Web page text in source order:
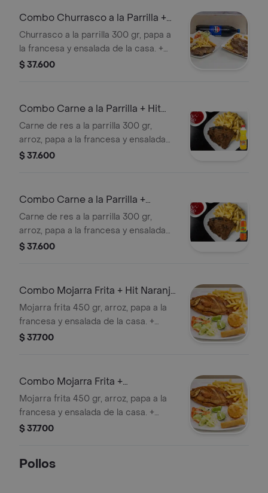
Combo Churrasco a la Parrilla +
Colombiana 350 ml
Churrasco a la parrilla 300 gr, papa a
la francesa y ensalada de la casa. +
Gaseosa
$ 37.600
Combo Carne a la Parrilla + Hit
Naranja Piña 500 ml
Carne de res a la parrilla 300 gr,
arroz, papa a la francesa y ensalada
de la casa. + Jugos
$ 37.600
Combo Carne a la Parrilla +
Colombiana 350 ml
Carne de res a la parrilla 300 gr,
arroz, papa a la francesa y ensalada
de la casa. + Gaseosa
$ 37.600
Combo Mojarra Frita + Hit Naranja
Piña 500 ml
Mojarra frita 450 gr, arroz, papa a la
francesa y ensalada de la casa. +
Jugos
$ 37.700
Combo Mojarra Frita +
Colombiana 350 ml
Mojarra frita 450 gr, arroz, papa a la
francesa y ensalada de la casa. +
Gaseosa
$ 37.700
Pollos